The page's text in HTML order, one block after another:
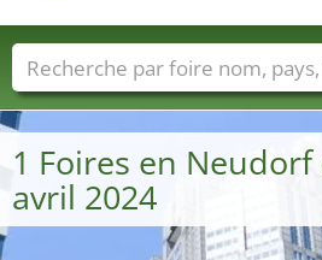
1 Foires en
avril 2024
Foire noms Pays Villes
Secteurs du fournisseur de